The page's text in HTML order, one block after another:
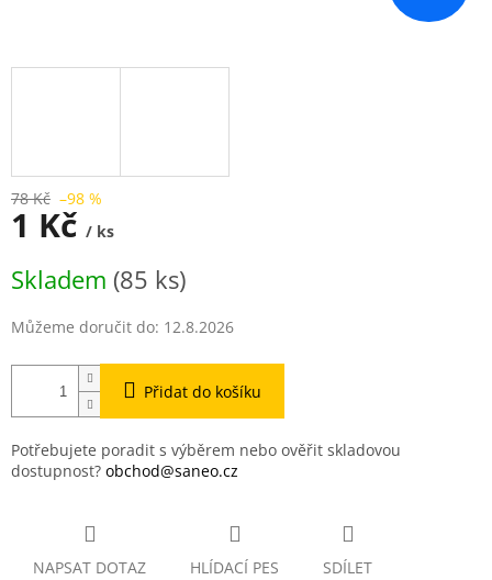
78 Kč –98 %
1 Kč / ks
cena:
Skladem (85 ks)
Můžeme doručit do: 12.8.2026
Přidat do košíku
Potřebujete poradit s výběrem nebo ověřit skladovou
dostupnost? obchod@saneo.cz
NAPSAT DOTAZ HLÍDACÍ PES SDÍLET